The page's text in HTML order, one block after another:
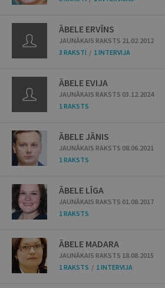
ĀBELE ERVĪNS
JAUNĀKAIS RAKSTS 21.02.2012
3 RAKSTI / 1 INTERVIJA
ĀBELE EVIJA
JAUNĀKAIS RAKSTS 03.12.2024
1 RAKSTS
ĀBELE JĀNIS
JAUNĀKAIS RAKSTS 08.06.2021
1 RAKSTS
ĀBELE LĪGA
JAUNĀKAIS RAKSTS 01.08.2017
1 RAKSTS
ĀBELE MADARA
JAUNĀKAIS RAKSTS 18.08.2015
1 RAKSTS / 1 INTERVIJA